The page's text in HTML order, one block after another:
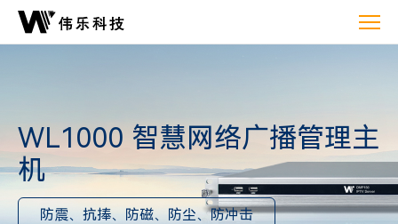
网
WL1000 智慧网络广播管理主
机
防震、抗捧、防磁、防尘、防冲击